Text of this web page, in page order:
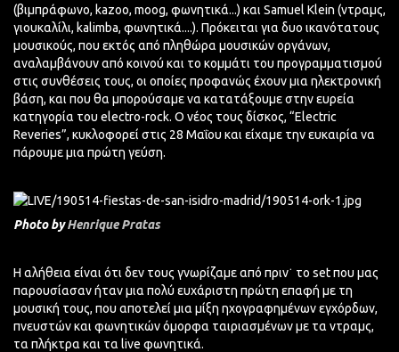
(βιμπράφωνο, kazoo, moog, φωνητικά...) και Samuel Klein (ντραμς,
γιουκαλίλι, kalimba, φωνητικά....). Πρόκειται για δυο ικανότατους
μουσικούς, που εκτός από πληθώρα μουσικών οργάνων,
αναλαμβάνουν από κοινού και το κομμάτι του προγραμματισμού
στις συνθέσεις τους, οι οποίες προφανώς έχουν μια ηλεκτρονική
βάση, και που θα μπορούσαμε να κατατάξουμε στην ευρεία
κατηγορία του electro-rock. Ο νέος τους δίσκος, “Electric
Reveries”, κυκλοφορεί στις 28 Μαΐου και είχαμε την ευκαιρία να
πάρουμε μια πρώτη γεύση.
Photo byHenrique Pratas
Η αλήθεια είναι ότι δεν τους γνωρίζαμε από πριν˙ το set που μας
παρουσίασαν ήταν μια πολύ ευχάριστη πρώτη επαφή με τη
μουσική τους, που αποτελεί μια μίξη ηχογραφημένων εγχόρδων,
πνευστών και φωνητικών όμορφα ταιριασμένων με τα ντραμς,
τα πλήκτρα και τα live φωνητικά.